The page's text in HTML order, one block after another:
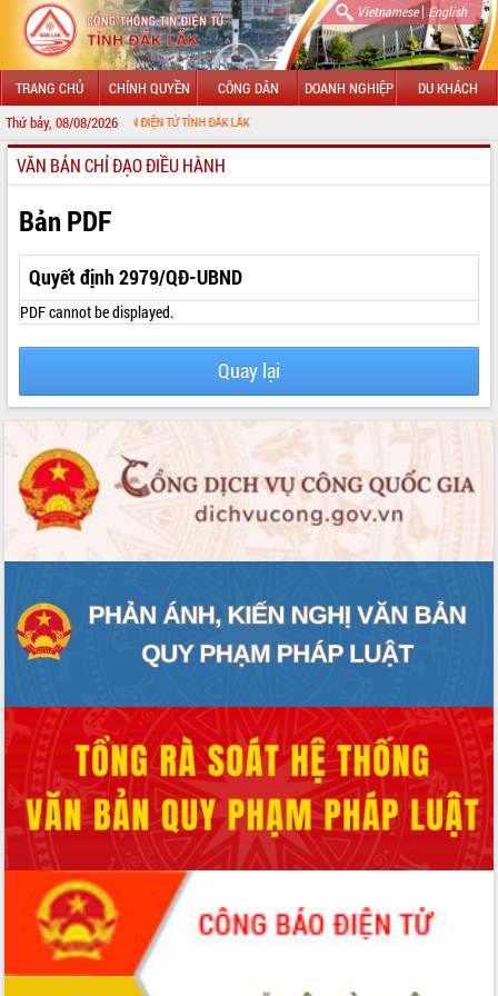
Vietnamese| English
TRANG CHỦ CHÍNH QUYỀN CÔNG DÂN DOANH NGHIỆP DU KHÁCH
Thứ bảy, 08/08/2026
CỔNG THÔNG TIN ĐIỆN TỬ TỈNH ĐẮK LẮK
GIỚI THIỆU
LÃNH ĐẠO UBND TỈNH
TIN TỨC SỰ KIỆN
SỞ, BAN, NGÀNH
UBND CÁC XÃ, PHƯỜNG
THÔNG TIN CHỈ ĐẠO ĐIỀU HÀNH
VĂN BẢN HĐND TỈNH
ĐIỂM TIN VĂN BẢN
VĂN BẢN CHỈ ĐẠO ĐIỀU HÀNH
Bản PDF
Quyết định 2979/QĐ-UBND
PDF cannot be displayed.
Quay lại